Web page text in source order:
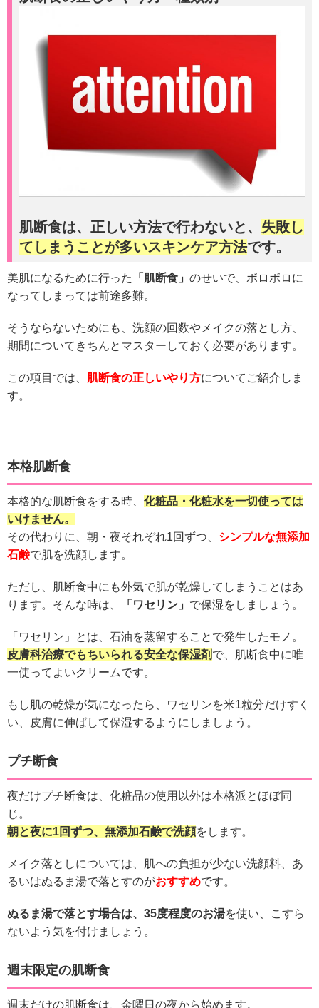
肌断食は、正しい方法で行わないと、 失敗し
てしまうことが多いスキンケア方法です。
美肌になるために行った 「肌断食」 のせいで、ボロボロに
なってしまっては前途多難。
そうならないためにも、洗顔の回数やメイクの落とし方、
期間についてきちんとマスターしておく必要があります。
この項目では、 肌断食の正しいやり方についてご紹介しま
す。
本格肌断食
本格的な肌断食をする時、 化粧品・化粧水を一切使っては
いけません。
その代わりに、朝・夜それぞれ1回ずつ、 シンプルな無添加
石鹸で肌を洗顔します。
ただし、肌断食中にも外気で肌が乾燥してしまうことはあ
ります。そんな時は、
「ワセリン」 で保湿をしましょう。
「ワセリン」とは、石油を蒸留することで発生したモノ。
皮膚科治療でもちいられる安全な保湿剤 で、肌断食中に唯
一使ってよいクリームです。
もし肌の乾燥が気になったら、ワセリンを米1粒分だけすく
い、皮膚に伸ばして保湿するようにしましょう。
プチ断食
夜だけプチ断食は、化粧品の使用以外は本格派とほぼ同
じ。
朝と夜に1回ずつ、無添加石鹸で洗顔をします。
メイク落としについては、肌への負担が少ない洗顔料、あ
るいはぬるま湯で落とすのがおすすめです。
ぬるま湯で落とす場合は、35度程度のお湯を使い、こすら
ないよう気を付けましょう。
週末限定の肌断食
週末だけの肌断食は、金曜日の夜から始めます。